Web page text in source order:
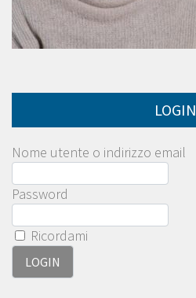
LOGIN
Nome utente o indirizzo email
Password
Ricordami